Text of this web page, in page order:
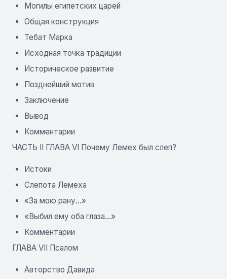
Могилы египетских царей
Общая конструкция
Тебат Марка
Исходная точка традиции
Историческое развитие
Позднейший мотив
Заключение
Вывод
Комментарии
ЧАСТЬ II ГЛАВА VI Почему Лемех был слеп?
Истоки
Слепота Лемеха
«За мою рану...»
«Выбил ему оба глаза...»
Комментарии
ГЛАВА VII Псалом
Авторство Давида